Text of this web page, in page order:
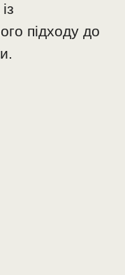
підходу до